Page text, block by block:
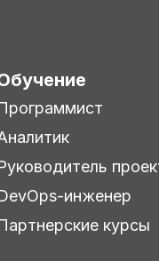
инженер
курсы